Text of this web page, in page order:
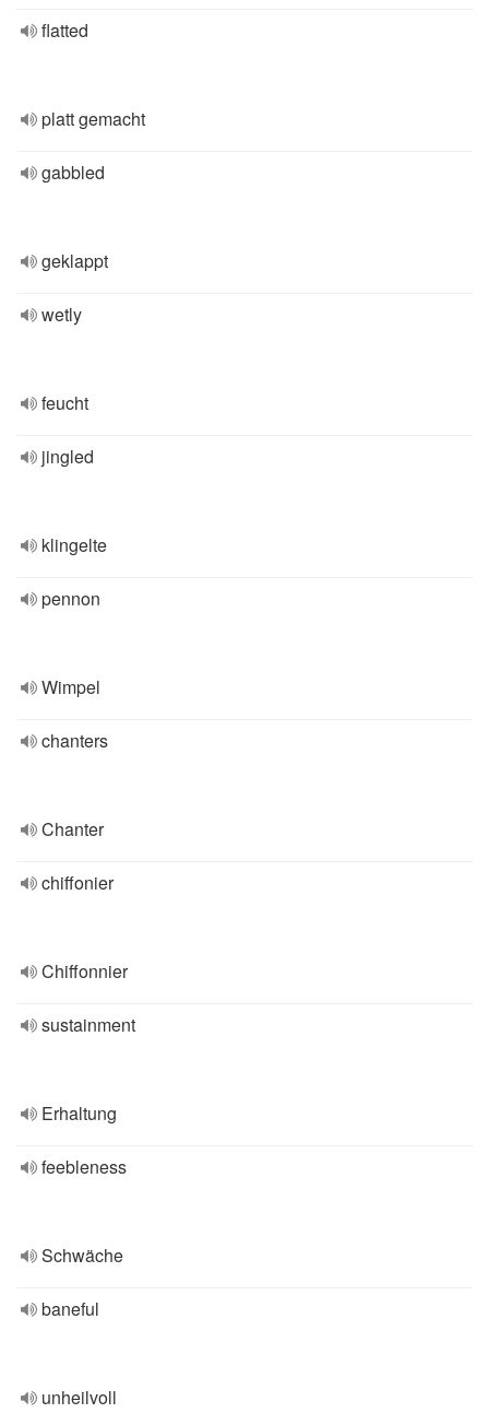
flatted
platt gemacht
gabbled
geklappt
wetly
feucht
jingled
klingelte
pennon
Wimpel
chanters
Chanter
chiffonier
Chiffonnier
sustainment
Erhaltung
feebleness
Schwäche
baneful
unheilvoll